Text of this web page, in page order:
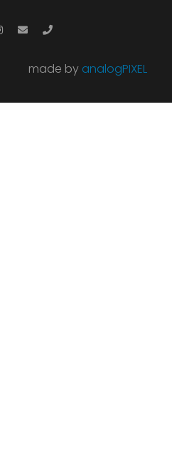
made by analogPIXEL